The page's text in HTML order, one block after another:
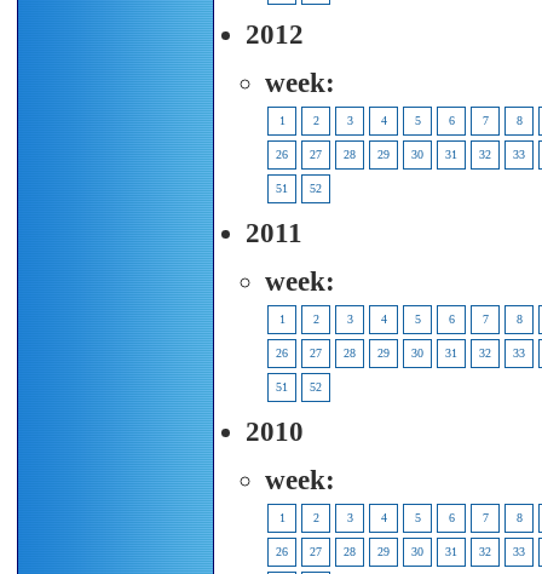
2012
week:
1 2 3 4 5 6 7 8
26 27 28 29 30 31 32 33
51 52
2011
week:
1 2 3 4 5 6 7 8
26 27 28 29 30 31 32 33
51 52
2010
week:
1 2 3 4 5 6 7 8
26 27 28 29 30 31 32 33